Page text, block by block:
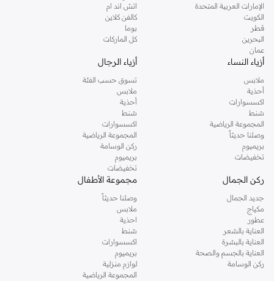
دوروثي بيركنز الشهيرة. تصفحي المجموعة كاملة في متجر دوروثي بيركنز اون لاين او
استخدمي القائمة لتحديد تجربة تسوق دوروثي بيركنز اون لاين. خدمة التوصيل السريعة
والدعم الاستثنائي يضمن لك تجربة تسوق ممتعة دائما مع نمشي.
الإمارات العربية المتحدة
الكويت
قطر
البحرين
عمان
اتش اند ام
كالفن كلاين
بوما
كل الماركات
أزياء النساء
ملابس
أحذية
اكسسوارات
شنط
المجموعة الرياضية
وصلنا حديثاً
بريميوم
تخفيضات
أزياء الرجال
تسوق حسب الفئة
ملابس
أحذية
شنط
اكسسوارات
المجموعة الرياضية
ركن الوسامة
بريميوم
تخفيضات
ركن الجمال
جديد الجمال
مكياج
عطور
العناية بالشعر
العناية بالبشرة
العناية بالجسم والصحة
ركن الوسامة
مجموعة الأطفال
وصلنا حديثاً
ملابس
احذية
شنط
اكسسوارات
بريميوم
لوازم منزلية
المجموعة الرياضية